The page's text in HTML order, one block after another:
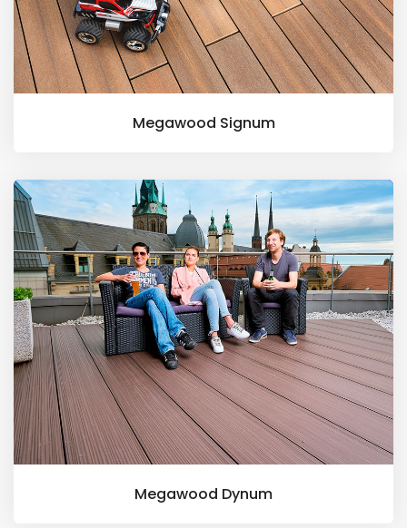
Megawood Signum
Megawood Dynum